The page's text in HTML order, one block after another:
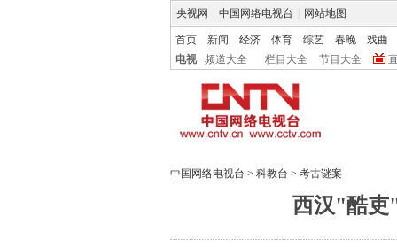
央视网 中国网络电视台 网站地图
首页 新闻 经济 体育 综艺 春晚
戏曲
电视
频道大全 栏目大全 节目大全
中国网络电视台 > 科教台 > 考古谜案
西汉"酷吏